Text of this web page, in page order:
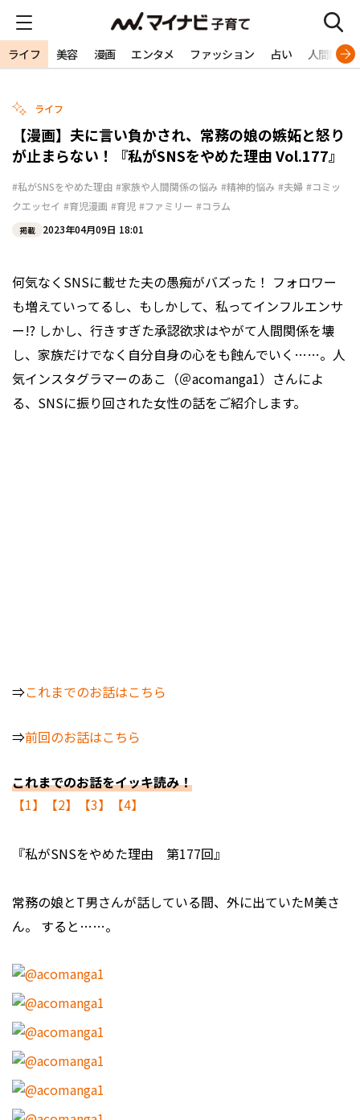
ライフ 美容 漫画 エンタメ ファッション 占い 人間関係
ライフ
【漫画】夫に言い負かされ、常務の娘の嫉妬と怒り
が止まらない！『私がSNSをやめた理由 Vol.177』
#私がSNSをやめた理由 #家族や人間関係の悩み #精神的悩み #夫婦 #コミッ
クエッセイ #育児漫画 #育児 #ファミリー #コラム
掲載 2023年04月09日 18:01
何気なくSNSに載せた夫の愚痴がバズった！ フォロワー
も増えていってるし、もしかして、私ってインフルエンサ
ー!? しかし、行きすぎた承認欲求はやがて人間関係を壊
し、家族だけでなく自分自身の心をも蝕んでいく……。人
気インスタグラマーのあこ（＠acomanga1）さんによ
る、SNSに振り回された女性の話をご紹介します。
⇒これまでのお話はこちら
⇒前回のお話はこちら
これまでのお話をイッキ読み！
【1】
【2】 【3】 【4】
『私がSNSをやめた理由 第177回』
常務の娘とT男さんが話している間、外に出ていたM美さ
ん。 すると……。